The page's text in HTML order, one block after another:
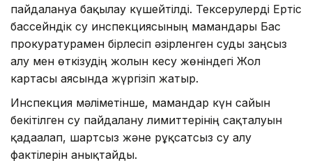
пайдалануға бақылау күшейтілді. Тексерулерді Ертіс
бассейндік су инспекциясының мамандары Бас
прокуратурамен бірлесіп әзірленген суды заңсыз
алу мен өткізудің жолын кесу жөніндегі Жол
картасы аясында жүргізіп жатыр.
Инспекция мәліметінше, мамандар күн сайын
бекітілген су пайдалану лимиттерінің сақталуын
қадағалап, шартсыз және рұқсатсыз су алу
фактілерін анықтайды.